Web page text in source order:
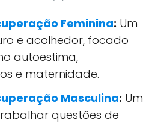
Feminina: Um
e acolhedor, focado
autoestima,
e maternidade.
Masculina: Um
questões de